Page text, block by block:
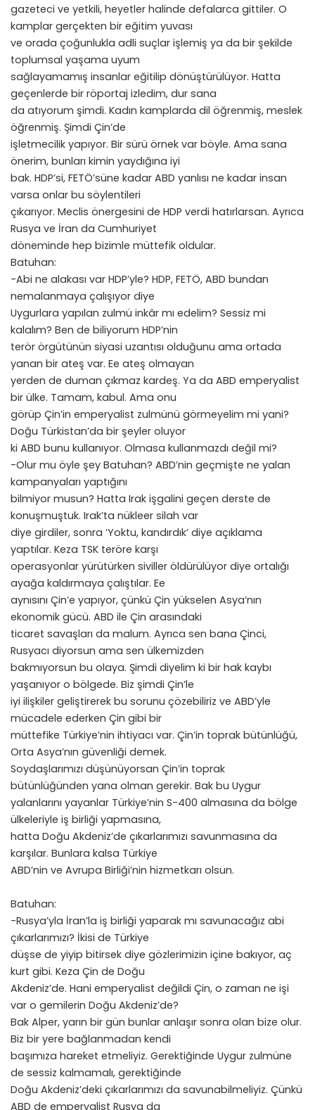
gazeteci ve yetkili, heyetler halinde defalarca gittiler. O
kamplar gerçekten bir eğitim yuvası
ve orada çoğunlukla adli suçlar işlemiş ya da bir şekilde
toplumsal yaşama uyum
sağlayamamış insanlar eğitilip dönüştürülüyor. Hatta
geçenlerde bir röportaj izledim, dur sana
da atıyorum şimdi. Kadın kamplarda dil öğrenmiş, meslek
öğrenmiş. Şimdi Çin’de
işletmecilik yapıyor. Bir sürü örnek var böyle. Ama sana
önerim, bunları kimin yaydığına iyi
bak. HDP’si, FETÖ’süne kadar ABD yanlısı ne kadar insan
varsa onlar bu söylentileri
çıkarıyor. Meclis önergesini de HDP verdi hatırlarsan. Ayrıca
Rusya ve İran da Cumhuriyet
döneminde hep bizimle müttefik oldular.
Batuhan:
-Abi ne alakası var HDP’yle? HDP, FETÖ, ABD bundan
nemalanmaya çalışıyor diye
Uygurlara yapılan zulmü inkâr mı edelim? Sessiz mi
kalalım? Ben de biliyorum HDP’nin
terör örgütünün siyasi uzantısı olduğunu ama ortada
yanan bir ateş var. Ee ateş olmayan
yerden de duman çıkmaz kardeş. Ya da ABD emperyalist
bir ülke. Tamam, kabul. Ama onu
görüp Çin’in emperyalist zulmünü görmeyelim mi yani?
Doğu Türkistan’da bir şeyler oluyor
ki ABD bunu kullanıyor. Olmasa kullanmazdı değil mi?
-Olur mu öyle şey Batuhan? ABD’nin geçmişte ne yalan
kampanyaları yaptığını
bilmiyor musun? Hatta Irak işgalini geçen derste de
konuşmuştuk. Irak’ta nükleer silah var
diye girdiler, sonra ‘Yoktu, kandırdık’ diye açıklama
yaptılar. Keza TSK teröre karşı
operasyonlar yürütürken siviller öldürülüyor diye ortalığı
ayağa kaldırmaya çalıştılar. Ee
aynısını Çin’e yapıyor, çünkü Çin yükselen Asya’nın
ekonomik gücü. ABD ile Çin arasındaki
ticaret savaşları da malum. Ayrıca sen bana Çinci,
Rusyacı diyorsun ama sen ülkemizden
bakmıyorsun bu olaya. Şimdi diyelim ki bir hak kaybı
yaşanıyor o bölgede. Biz şimdi Çin’le
iyi ilişkiler geliştirerek bu sorunu çözebiliriz ve ABD’yle
mücadele ederken Çin gibi bir
müttefike Türkiye’nin ihtiyacı var. Çin’in toprak bütünlüğü,
Orta Asya’nın güvenliği demek.
Soydaşlarımızı düşünüyorsan Çin’in toprak
bütünlüğünden yana olman gerekir. Bak bu Uygur
yalanlarını yayanlar Türkiye’nin S-400 almasına da bölge
ülkeleriyle iş birliği yapmasına,
hatta Doğu Akdeniz’de çıkarlarımızı savunmasına da
karşılar. Bunlara kalsa Türkiye
ABD’nin ve Avrupa Birliği’nin hizmetkarı olsun.
Batuhan:
-Rusya’yla İran’la iş birliği yaparak mı savunacağız abi
çıkarlarımızı? İkisi de Türkiye
düşse de yiyip bitirsek diye gözlerimizin içine bakıyor, aç
kurt gibi. Keza Çin de Doğu
Akdeniz’de. Hani emperyalist değildi Çin, o zaman ne işi
var o gemilerin Doğu Akdeniz’de?
Bak Alper, yarın bir gün bunlar anlaşır sonra olan bize olur.
Biz bir yere bağlanmadan kendi
başımıza hareket etmeliyiz. Gerektiğinde Uygur zulmüne
de sessiz kalmamalı, gerektiğinde
Doğu Akdeniz’deki çıkarlarımızı da savunabilmeliyiz. Çünkü
ABD de emperyalist Rusya da